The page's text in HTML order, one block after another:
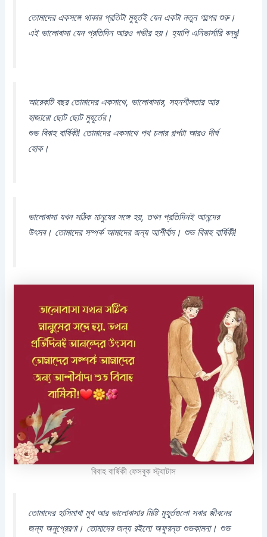
তোমাদের একসঙ্গে থাকার প্রতিটা মুহূর্তই যেন একটা নতুন গল্পের শুরু।
এই ভালোবাসা যেন প্রতিদিন আরও গভীর হয়। হ্যাপি এনিভার্সারি বন্ধু!
আরেকটি বছর তোমাদের একসাথে, ভালোবাসার, সহনশীলতার আর
হাজারো ছোট ছোট মুহূর্তের।
শুভ বিবাহ বার্ষিকী! তোমাদের একসাথে পথ চলার গল্পটা আরও দীর্ঘ
হোক।
ভালোবাসা যখন সঠিক মানুষের সঙ্গে হয়, তখন প্রতিদিনই আনন্দের
উৎসব। তোমাদের সম্পর্ক আমাদের জন্য আশীর্বাদ। শুভ বিবাহ বার্ষিকী!
বিবাহ বার্ষিকী ফেসবুক স্ট্যাটাস
তোমাদের হাসিমাখা মুখ আর ভালোবাসার মিষ্টি মুহূর্তগুলো সবার জীবনের
জন্য অনুপ্রেরণা। তোমাদের জন্য রইলো অফুরন্ত শুভকামনা। শুভ